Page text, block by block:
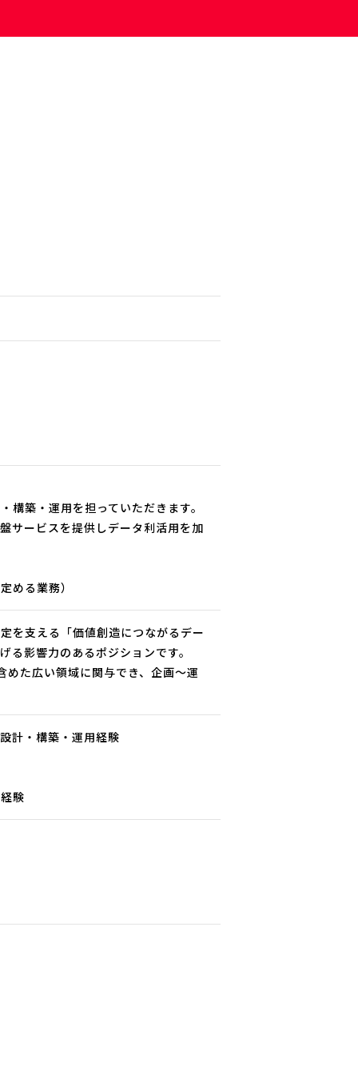
構築・運用を担っていただきます。
サービスを提供しデータ利活用を加
める業務）
を支える「価値創造につながるデー
影響力のあるポジションです。
めた広い領域に関与でき、企画～運
計・構築・運用経験
験